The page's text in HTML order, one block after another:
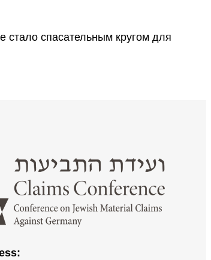
стало спасательным кругом для